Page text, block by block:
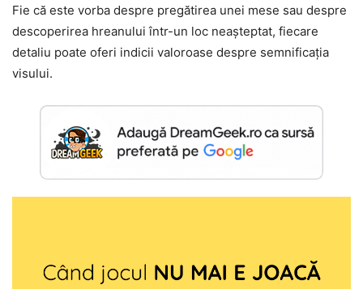
Fie că este vorba despre pregătirea unei mese sau despre
descoperirea hreanului într-un loc neașteptat, fiecare
detaliu poate oferi indicii valoroase despre semnificația
visului.